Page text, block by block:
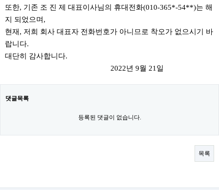
또한, 기존 조 진 제 대표이사님의 휴대전화(010-365*-54**)는 해
지 되었으며,
현재, 저희 회사 대표자 전화번호가 아니므로 착오가 없으시기 바
랍니다.
대단히 감사합니다.
2022년 9월 21일
댓글목록
등록된 댓글이 없습니다.
목록